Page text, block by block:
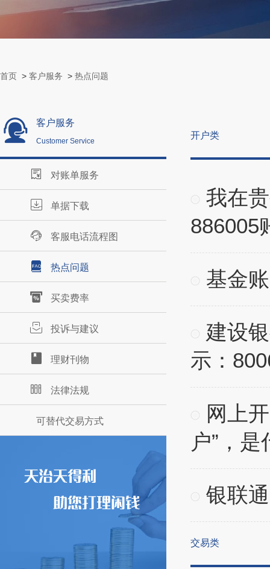
首页 > 客户服务 > 热点问题
客户服务
Customer Service
对账单服务
单据下载
客服电话流程图
热点问题
买卖费率
投诉与建议
理财刊物
法律法规
可替代交易方式
开户类
我在
886005
基金
建设
示：
网上
户”，
银联
交易类